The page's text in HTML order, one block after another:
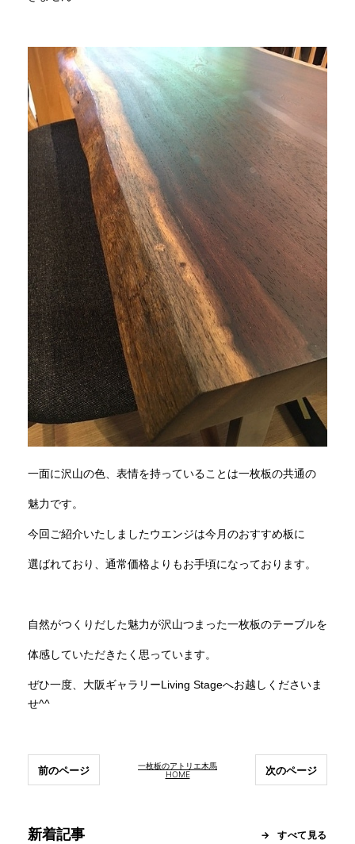
一面に沢山の色、表情を持っていることは一枚板の共通の
魅力です。
今回ご紹介いたしましたウエンジは今月のおすすめ板に
選ばれており、通常価格よりもお手頃になっております。
自然がつくりだした魅力が沢山つまった一枚板のテーブルを
体感していただきたく思っています。
ぜひ一度、大阪ギャラリーLiving Stageへお越しくださいま
せ^^
一枚板のアトリエ木馬
HOME
前のページ 次のページ
新着記事 すべて見る